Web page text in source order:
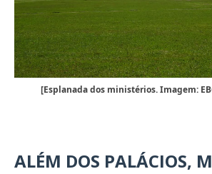
[Esplanada dos ministérios. Imagem:
ALÉM DOS PALÁCIOS,